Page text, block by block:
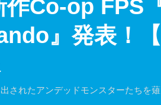
Co-op FPS
』発表！
されたアンデッドモンスターたちを